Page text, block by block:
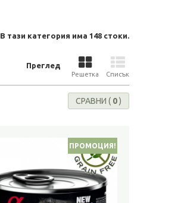
В тази категория има 148 стоки.
Преглед
Решетка Списък
СРАВНИ ( 0)
ПРОМОЦИЯ!